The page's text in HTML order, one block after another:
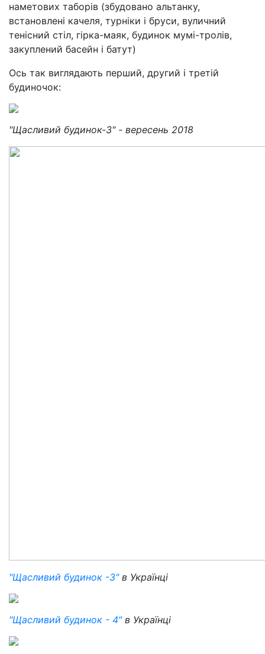
наметових таборів (збудовано альтанку,
встановлені качеля, турніки і бруси, вуличний
тенісний стіл, гірка-маяк, будинок мумі-тролів,
закуплений басейн і батут)
Ось так виглядають перший, другий і третій
будиночок:
"Щасливий будинок-3" - вересень 2018
"Щасливий будинок -3"в Українці
"Щасливий будинок - 4"в Українці